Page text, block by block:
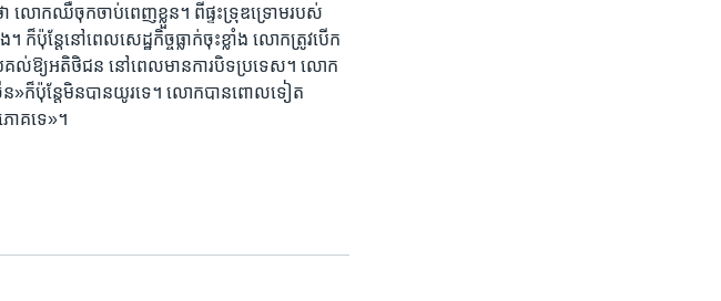
លោក​ឈឺ​ចុក​ចាប់​ពេញ​ខ្លួន។​ ពី​ផ្ទះ​ទ្រុឌទ្រោម​របស់​
ក៏ប៉ុន្តែនៅ​ពេល​សេដ្ឋកិច្ច​ធ្លាក់​ចុះ​ខ្លាំង​ លោក​ត្រូវ​បើក​
គល់​ឱ្យ​អតិថិជន​ នៅពេល​មានការ​បិទ​ប្រទេស។ លោក​
ន»ក៏​ប៉ុន្តែ​មិន​បានយូរទេ។​ លោក​បានពោល​ទៀត​
ោគទេ»។